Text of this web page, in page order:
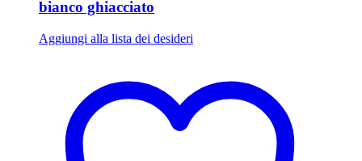
bianco ghiacciato
Aggiungi alla lista dei desideri